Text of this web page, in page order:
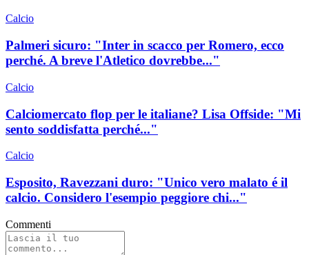
Calcio
Palmeri sicuro: "Inter in scacco per Romero, ecco
perché. A breve l'Atletico dovrebbe..."
Calcio
Calciomercato flop per le italiane? Lisa Offside: "Mi
sento soddisfatta perché..."
Calcio
Esposito, Ravezzani duro: "Unico vero malato é il
calcio. Considero l'esempio peggiore chi..."
Commenti